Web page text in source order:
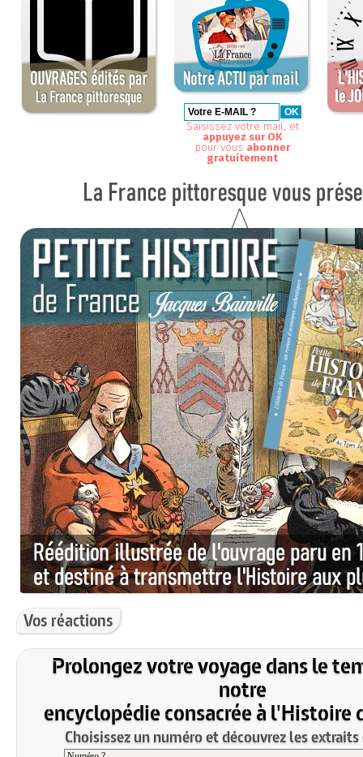
Saisissez votre mail, et
appuyez sur OK
pour vous abonner
gratuitement
Vos réactions
Prolongez votre voyage dans le
notre
encyclopédie consacrée à l'Histoire
Choisissez un numéro et découvrez les